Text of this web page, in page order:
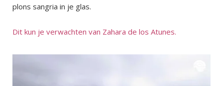
plons sangria in je glas.
Dit kun je verwachten van Zahara de los Atunes.